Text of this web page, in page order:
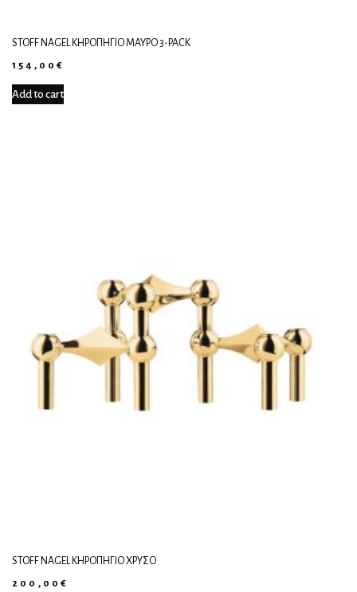
STOFF NAGEL ΚΗΡΟΠΉΓΙΟ ΜΑΎΡΟ 3-PACK
154,00€
Add to cart
STOFF NAGEL ΚΗΡΟΠΉΓΙΟ ΧΡΥΣΌ
200,00€